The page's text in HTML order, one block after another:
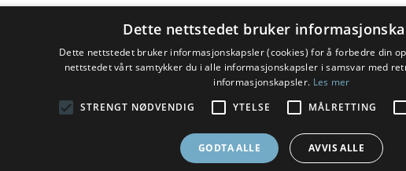
WebCraft AS
advokat innen erstatning etter personskade, yrkesskade,
Dette nettstedet bruker
Dette nettstedet bruker informasjonskapsler (cookies) for å forbedre din
nettstedet vårt samtykker du i alle informasjonskapsler i samsvar med
informasjonskapsler. Les mer
STRENGT NØDVENDIG
YTELSE MÅLRETTING
GODTA ALLE AVVIS ALLE